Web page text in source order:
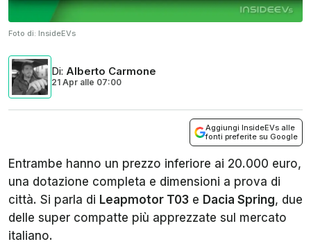
Foto di: InsideEVs
Di: Alberto Carmone
21 Apr alle 07:00
Aggiungi InsideEVs alle
fonti preferite su Google
Entrambe hanno un prezzo inferiore ai 20.000 euro,
una dotazione completa e dimensioni a prova di
città. Si parla di Leapmotor T03 e Dacia Spring, due
delle super compatte più apprezzate sul mercato
italiano.